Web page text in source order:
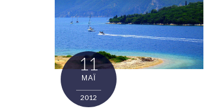
11
ΜΑΪ́
2012